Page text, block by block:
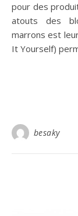
pour des
atouts des
marrons est
It Yourself)
besaky